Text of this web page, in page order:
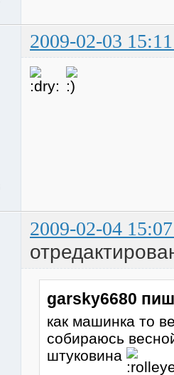
2009-02-03
2009-02-04
garsky6680
как машинка то
собираюсь
штуковина